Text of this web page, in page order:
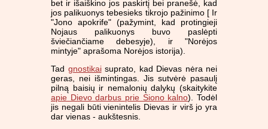
bet ir išaiškino jos paskirtį bei pranešė, kad
jos palikuonys tebesieks tikrojo pažinimo [ Ir
"Jono apokrife" (pažymint, kad protingieji
Nojaus palikuonys buvo paslėpti
šviečiančiame debesyje), ir "Norėjos
mintyje" aprašoma Norėjos istorija).
Tad gnostikaisuprato, kad Dievas nėra nei
geras, nei išmintingas. Jis sutvėrė pasaulį
pilną baisių ir nemalonių dalykų (skaitykite
apie Dievo darbus prie Siono kalno). Todėl
jis negali būti vienintelis Dievas ir virš jo yra
dar vienas - aukštesnis.